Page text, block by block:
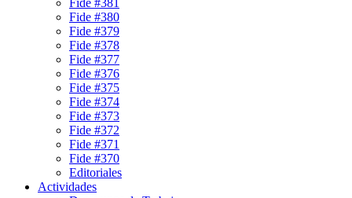
Fide #381
Fide #380
Fide #379
Fide #378
Fide #377
Fide #376
Fide #375
Fide #374
Fide #373
Fide #372
Fide #371
Fide #370
Editoriales
Actividades